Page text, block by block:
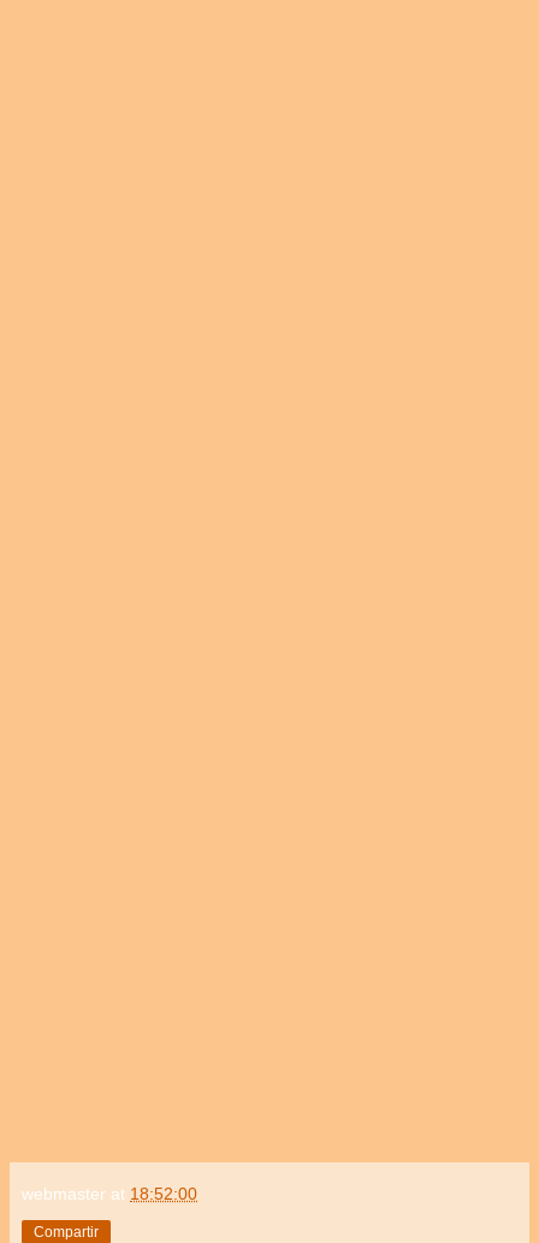
webmaster at 18:52:00
Compartir